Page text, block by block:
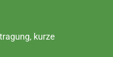
kurze